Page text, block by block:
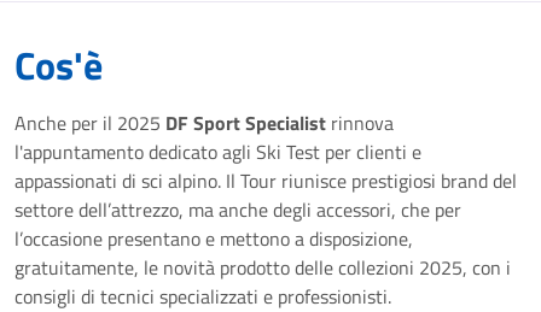
Cos'è
Anche per il 2025 DF Sport Specialist rinnova
l'appuntamento dedicato agli Ski Test per clienti e
appassionati di sci alpino. Il Tour riunisce prestigiosi brand del
settore dell’attrezzo, ma anche degli accessori, che per
l’occasione presentano e mettono a disposizione,
gratuitamente, le novità prodotto delle collezioni 2025, con i
consigli di tecnici specializzati e professionisti.